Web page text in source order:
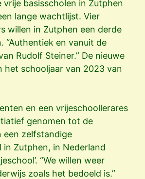
vrije basisscholen in Zutphen
lange wachtlijst. Vier
willen in Zutphen een derde
“Authentiek en vanuit de
Rudolf Steiner.” De nieuwe
het schooljaar van 2023 van
en een vrijeschoollerares
genomen tot de
een zelfstandige
in Zutphen, in Nederland
“We willen weer
zoals het bedoeld is.”